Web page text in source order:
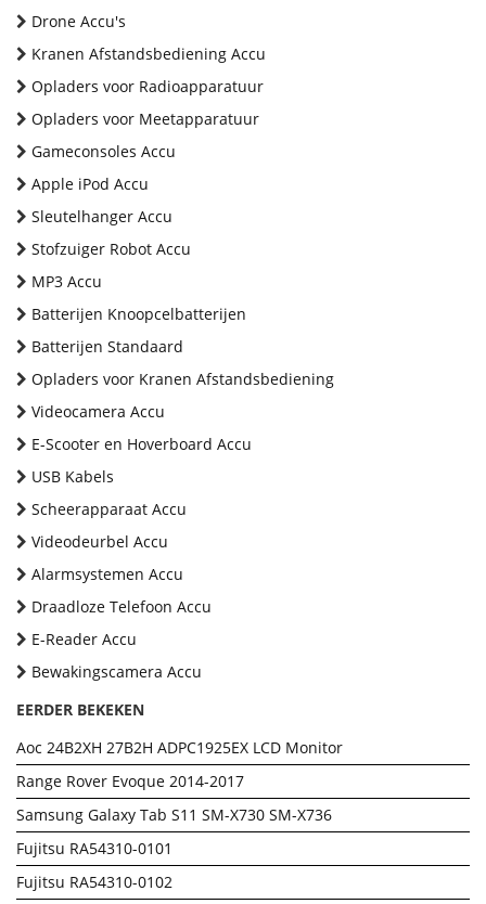
Drone Accu's
Kranen Afstandsbediening Accu
Opladers voor Radioapparatuur
Opladers voor Meetapparatuur
Gameconsoles Accu
Apple iPod Accu
Sleutelhanger Accu
Stofzuiger Robot Accu
MP3 Accu
Batterijen Knoopcelbatterijen
Batterijen Standaard
Opladers voor Kranen Afstandsbediening
Videocamera Accu
E-Scooter en Hoverboard Accu
USB Kabels
Scheerapparaat Accu
Videodeurbel Accu
Alarmsystemen Accu
Draadloze Telefoon Accu
E-Reader Accu
Bewakingscamera Accu
EERDER BEKEKEN
Aoc 24B2XH 27B2H ADPC1925EX LCD Monitor
Range Rover Evoque 2014-2017
Samsung Galaxy Tab S11 SM-X730 SM-X736
Fujitsu RA54310-0101
Fujitsu RA54310-0102